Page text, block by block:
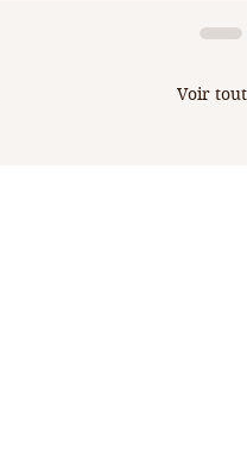
Voir tout